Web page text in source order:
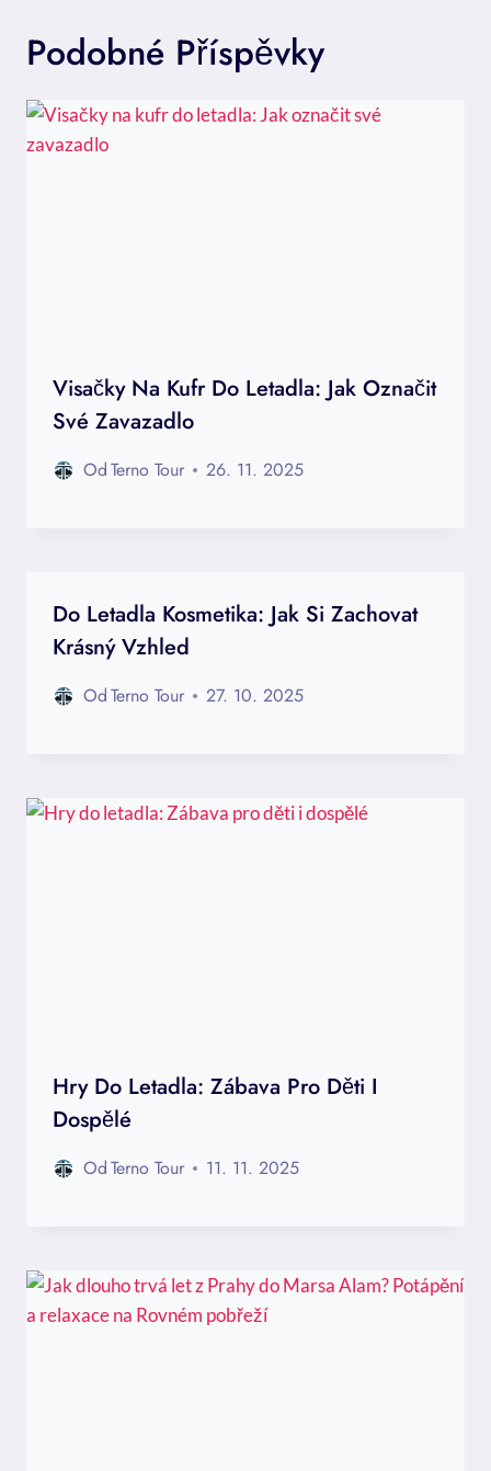
Podobné Příspěvky
Visačky Na Kufr Do Letadla: Jak Označit
Své Zavazadlo
OdTerno Tour 26. 11. 2025
Do Letadla Kosmetika: Jak Si Zachovat
Krásný Vzhled
OdTerno Tour 27. 10. 2025
Hry Do Letadla: Zábava Pro Děti I
Dospělé
OdTerno Tour 11. 11. 2025